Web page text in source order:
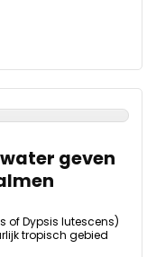
geven
of Dypsis lutescens)
tropisch gebied